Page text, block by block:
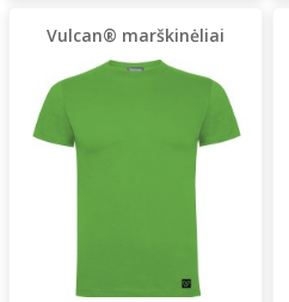
Vulcan® marškinėliai